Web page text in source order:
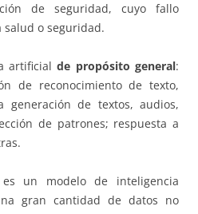
de seguridad, cuyo fallo
o seguridad.
artificialde propósito general:
de reconocimiento de texto,
generación de textos, audios,
de patrones; respuesta a
un modelo de inteligencia
gran cantidad de datos no